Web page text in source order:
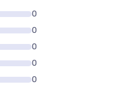
0
0
0
0
0